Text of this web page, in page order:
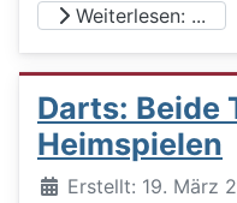
Weiterlesen: ...
Darts: Beide
Heimspielen
DetailsErstellt: 19. März